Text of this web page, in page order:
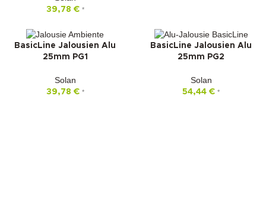
39,78 € *
BasicLine Jalousien Alu
25mm PG1
Solan
39,78 € *
BasicLine Jalousien Alu
25mm PG2
Solan
54,44 € *